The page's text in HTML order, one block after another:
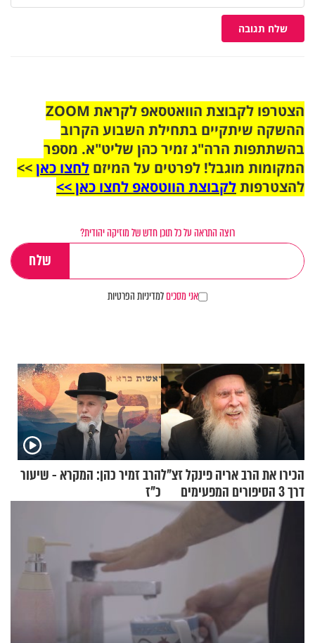
שלח תגובה
הצטרפו לקבוצת הוואטסאפ לקראת ZOOM
ההשקה שיתקיים בתחילת השבוע הקרוב
בהשתתפות הרה"ג זמיר כהן שליט"א. מספר
המקומות מוגבל! לפרטים על המיזם לחצו כאן>>
להצטרפותלקבוצת הווטסאפ לחצו כאן >>
רוצה התראה על כל תוכן חדש של מוזיקה יהודית?
אני מסכיםלמדיניות הפרטיות
הכירו את הרב אריה פינקל זצ"ל
דרך 3 הסיפורים המפעימים
האלה
הרב זמיר כהן: המקרא - שיעור
כ"ז